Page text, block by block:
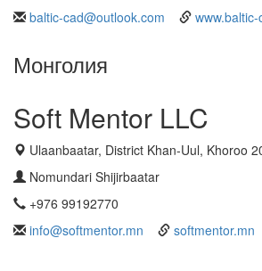
baltic-cad@outlook.com
Монголия
Soft Mentor LLC
Ulaanbaatar, District Khan-Uul, Khoroo
Nomundari Shijirbaatar
+976 99192770
info@softmentor.mn
softmentor.mn